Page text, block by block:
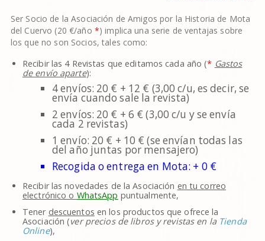
Ser Socio de la Asociación de Amigos por la Historia de Mota
del Cuervo (20 €/año *) implica una serie de ventajas sobre
los que no son Socios, tales como:
Recibir las 4 Revistas que editamos cada año (* Gastos
de envío aparte):
4 envíos: 20 € + 12 € (3,00 c/u, es decir, se
envía cuando sale la revista)
2 envíos: 20 € + 6 € (3,00 c/u y se envía
cada 2 revistas)
1 envío: 20 € + 10 € (se envían todas las
del año juntas por mensajero)
Recogida o entrega en Mota: + 0 €
Recibir las novedades de la Asociación en tu correo
electrónico o WhatsApp puntualmente,
Tener descuentos en los productos que ofrece la
Asociación (ver precios de libros y revistas en la Tienda
Online),